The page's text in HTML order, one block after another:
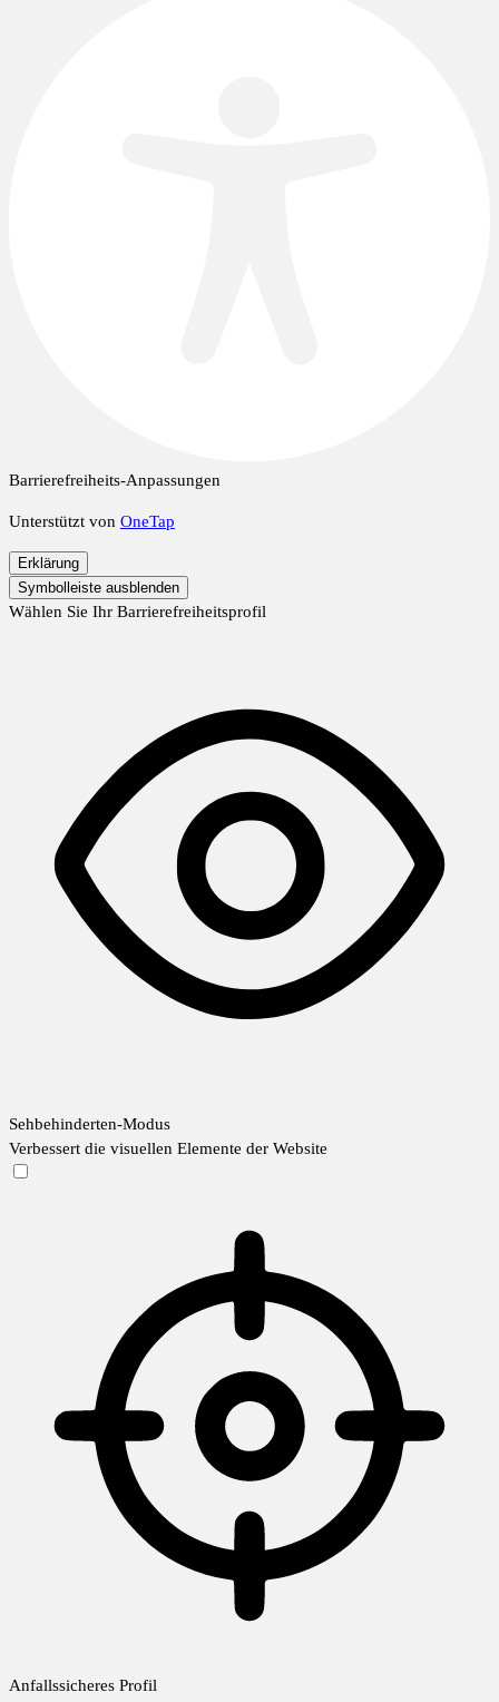
Barrierefreiheits-Anpassungen
Unterstützt von OneTap
Erklärung
Symbolleiste ausblenden
Wählen Sie Ihr Barrierefreiheitsprofil
Sehbehinderten-Modus
Verbessert die visuellen Elemente der Website
Anfallssicheres Profil